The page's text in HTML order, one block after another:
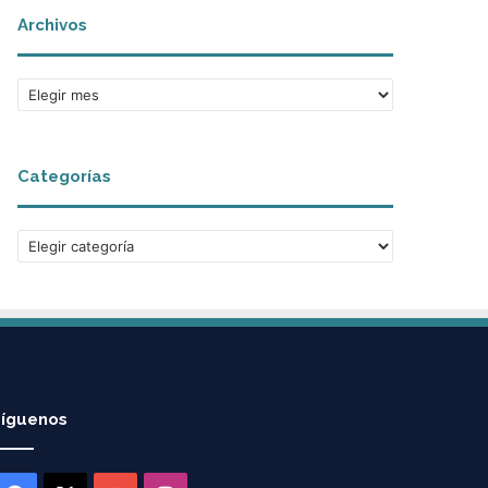
Archivos
Archivos
Categorías
Categorías